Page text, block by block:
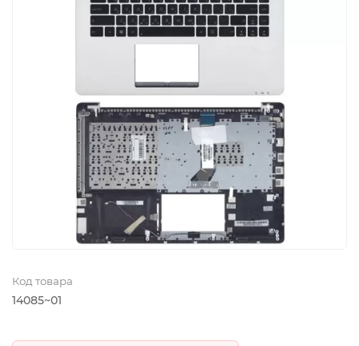
Код товара
14085~01